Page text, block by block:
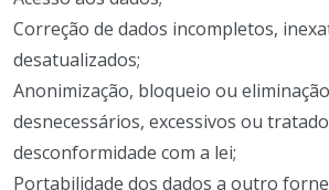
Correção de dados incompletos,
desatualizados;
Anonimização, bloqueio ou
desnecessários, excessivos ou
desconformidade com a lei;
Portabilidade dos dados a outro